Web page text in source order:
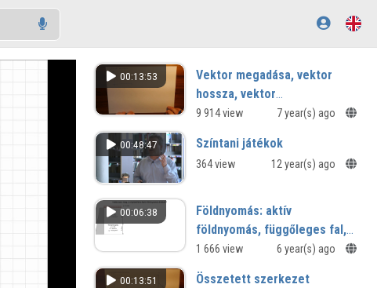
00:13:53
Vektor megadása, vektor
hossza, vektor
irányegységvektora
9 914 view 7 year(s) ago
00:48:47 Színtani játékok
364 view 12 year(s) ago
00:06:38
Földnyomás: aktív
földnyomás, függőleges fal,
vízszintes térszín, Rankine
1 666 view 6 year(s) ago
00:13:51 Összetett szerkezet